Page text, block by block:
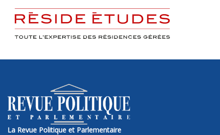
La Revue Politique et Parlementaire